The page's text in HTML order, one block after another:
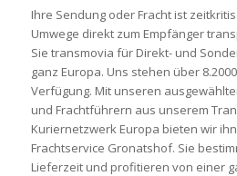
Ihre Sendung oder Fracht ist
Umwege direkt zum Empfänger
Sie transmovia für Direkt- und
ganz Europa. Uns stehen über
Verfügung. Mit unseren
und Frachtführern aus unserem
Kuriernetzwerk Europa bieten wir
Frachtservice Gronatshof. Sie
Lieferzeit und profitieren von einer